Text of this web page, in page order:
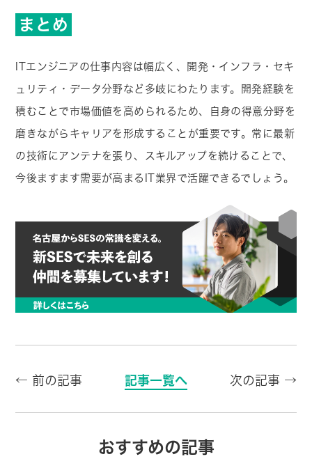
まとめ
ITエンジニアの仕事内容は幅広く、開発・インフラ・セキ
ュリティ・データ分野など多岐にわたります。開発経験を
積むことで市場価値を高められるため、自身の得意分野を
磨きながらキャリアを形成することが重要です。常に最新
の技術にアンテナを張り、スキルアップを続けることで、
今後ますます需要が高まるIT業界で活躍できるでしょう。
← 前の記事 記事一覧へ 次の記事 →
おすすめの記事